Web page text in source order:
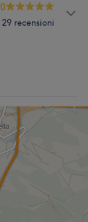
29 recensioni